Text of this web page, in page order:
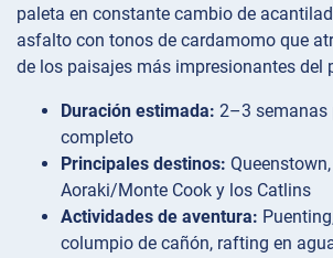
paleta en constante cambio de
asfalto con tonos de cardamomo que
de los paisajes más impresionantes del
Duración estimada: 2–3 semanas
completo
Principales destinos:
Aoraki/Monte Cook y los Catlins
Actividades de aventura:
columpio de cañón, rafting en